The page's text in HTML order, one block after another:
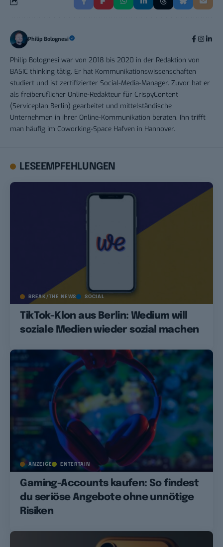
Philip Bolognesi
Philip Bolognesi war von 2018 bis 2020 in der Redaktion von
BASIC thinking tätig. Er hat Kommunikationswissenschaften
studiert und ist zertifizierter Social-Media-Manager. Zuvor hat er
als freiberuflicher Online-Redakteur für CrispyContent
(Serviceplan Berlin) gearbeitet und mittelständische
Unternehmen in ihrer Online-Kommunikation beraten. Ihn trifft
man häufig im Coworking-Space Hafven in Hannover.
LESEEMPFEHLUNGEN
BREAK/THE NEWS SOCIAL
TikTok-Klon aus Berlin: Wedium will
soziale Medien wieder sozial machen
ANZEIGE ENTERTAIN
Gaming-Accounts kaufen: So findest
du seriöse Angebote ohne unnötige
Risiken